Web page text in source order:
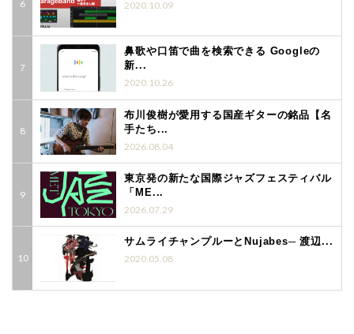
2020.10.09
鼻歌や口笛で曲を検索できる Googleの
新...
2020.10.26
布川俊樹が愛用する国産ギターの銘品【名
手たち...
2026.08.04
東京発の新たな国際ジャズフェスティバル
「ME...
2026.07.29
サムライチャンプルーとNujabes─ 渡辺...
2020.05.08